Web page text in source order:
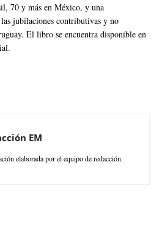
70 y más en México, y una
jubilaciones contributivas y no
El libro se encuentra disponible en
EM
elaborada por el equipo de redacción.